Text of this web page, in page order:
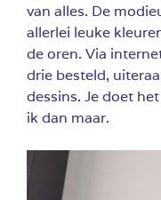
van alles. De
allerlei leuke
de oren. Via
drie besteld,
dessins. Je doet
ik dan maar.